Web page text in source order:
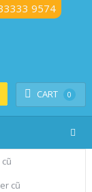
9574
CART 0
cũ